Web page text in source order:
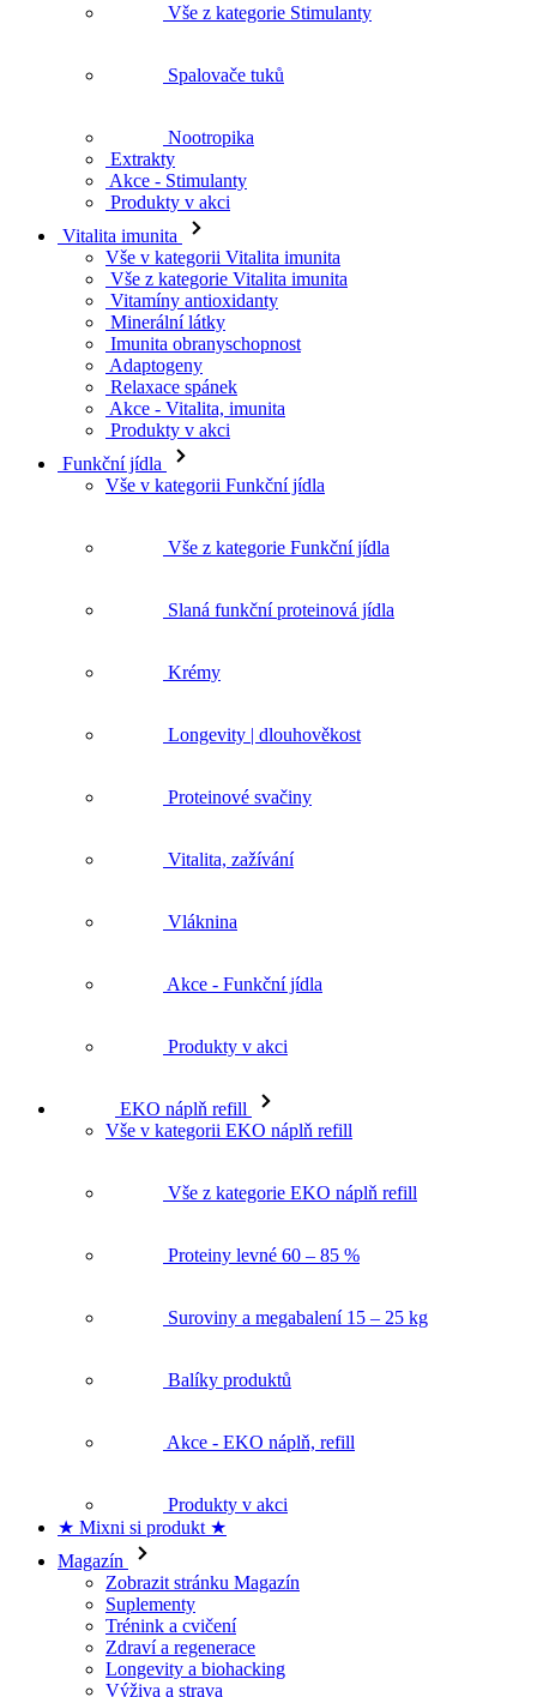
Vše z kategorie Stimulanty
Spalovače tuků
Nootropika
Extrakty
Akce - Stimulanty
Produkty v akci
Vitalita imunita
Vše v kategorii Vitalita imunita
Vše z kategorie Vitalita imunita
Vitamíny antioxidanty
Minerální látky
Imunita obranyschopnost
Adaptogeny
Relaxace spánek
Akce - Vitalita, imunita
Produkty v akci
Funkční jídla
Vše v kategorii Funkční jídla
Vše v kategorii EKO náplň refill
Magazín
Zobrazit stránku Magazín
Suplementy
Trénink a cvičení
Zdraví a regenerace
Longevity a biohacking
Výživa a strava
Fitness recepty
Doprava a platba